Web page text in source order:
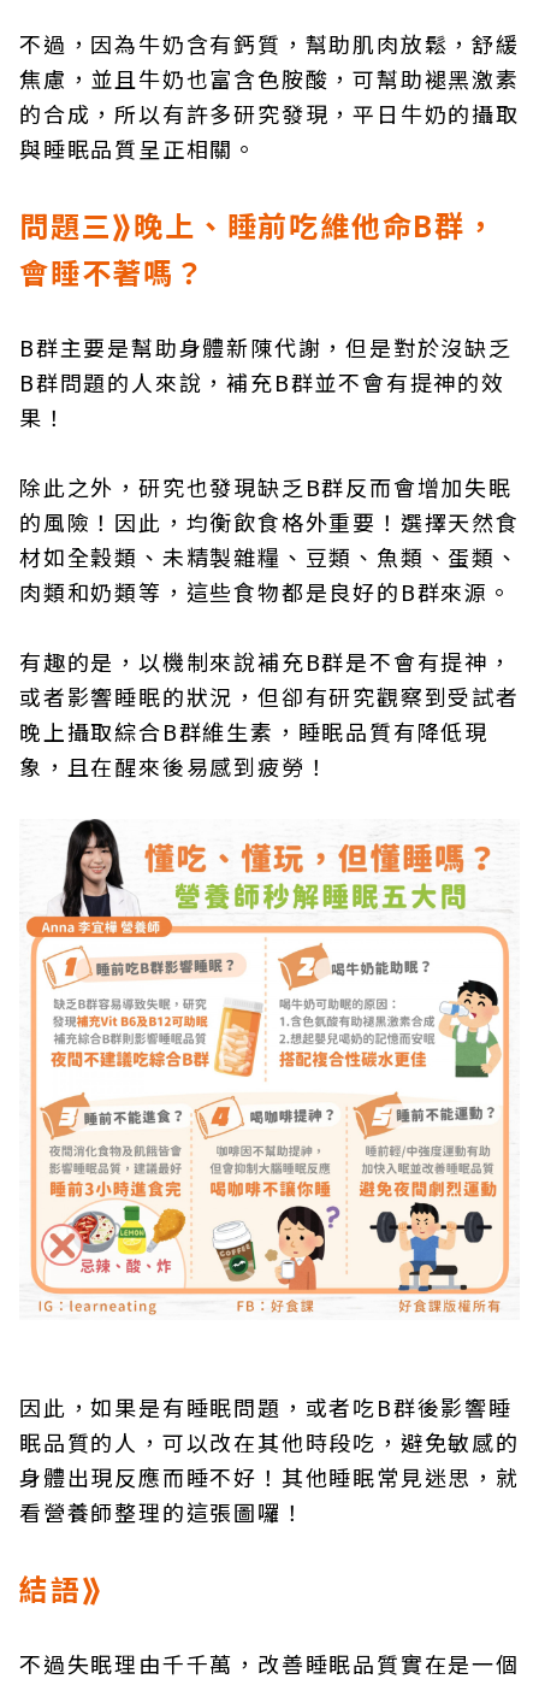
不過，因為牛奶含有鈣質，幫助肌肉放鬆，舒緩
焦慮，並且牛奶也富含色胺酸，可幫助褪黑激素
的合成，所以有許多研究發現，平日牛奶的攝取
與睡眠品質呈正相關。
問題三⟫晚上、睡前吃維他命B群，
會睡不著嗎？
B群主要是幫助身體新陳代謝，但是對於沒缺乏
B群問題的人來說，補充B群並不會有提神的效
果！
除此之外，研究也發現缺乏B群反而會增加失眠
的風險！因此，均衡飲食格外重要！選擇天然食
材如全穀類、未精製雜糧、豆類、魚類、蛋類、
肉類和奶類等，這些食物都是良好的B群來源。
有趣的是，以機制來說補充B群是不會有提神，
或者影響睡眠的狀況，但卻有研究觀察到受試者
晚上攝取綜合B群維生素，睡眠品質有降低現
象，且在醒來後易感到疲勞！
因此，如果是有睡眠問題，或者吃B群後影響睡
眠品質的人，可以改在其他時段吃，避免敏感的
身體出現反應而睡不好！其他睡眠常見迷思，就
看營養師整理的這張圖囉！
結語⟫
不過失眠理由千千萬，改善睡眠品質實在是一個